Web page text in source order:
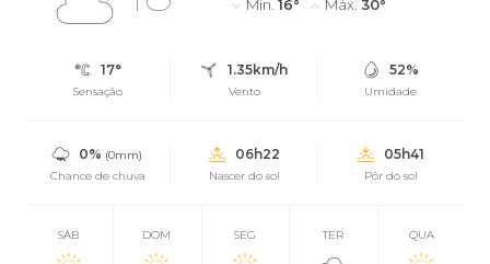
Mín. 16° Máx. 30°
17°
Sensação
1.35km/h
Vento
52%
Umidade
0% (0mm)
Chance de chuva
06h22
Nascer do sol
05h41
Pôr do sol
SÁB DOM SEG TER QUA